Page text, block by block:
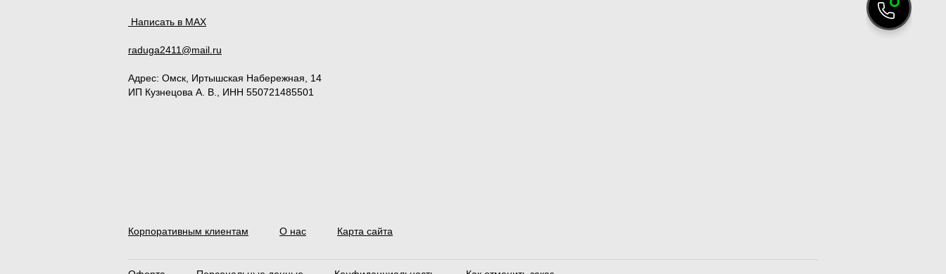
Написать в MAX
raduga2411@mail.ru
Адрес: Омск Иртышская Набережная, 14
ИП Кузнецова А. В., ИНН 550721485501
Корпоративным клиентам О нас Карта сайта